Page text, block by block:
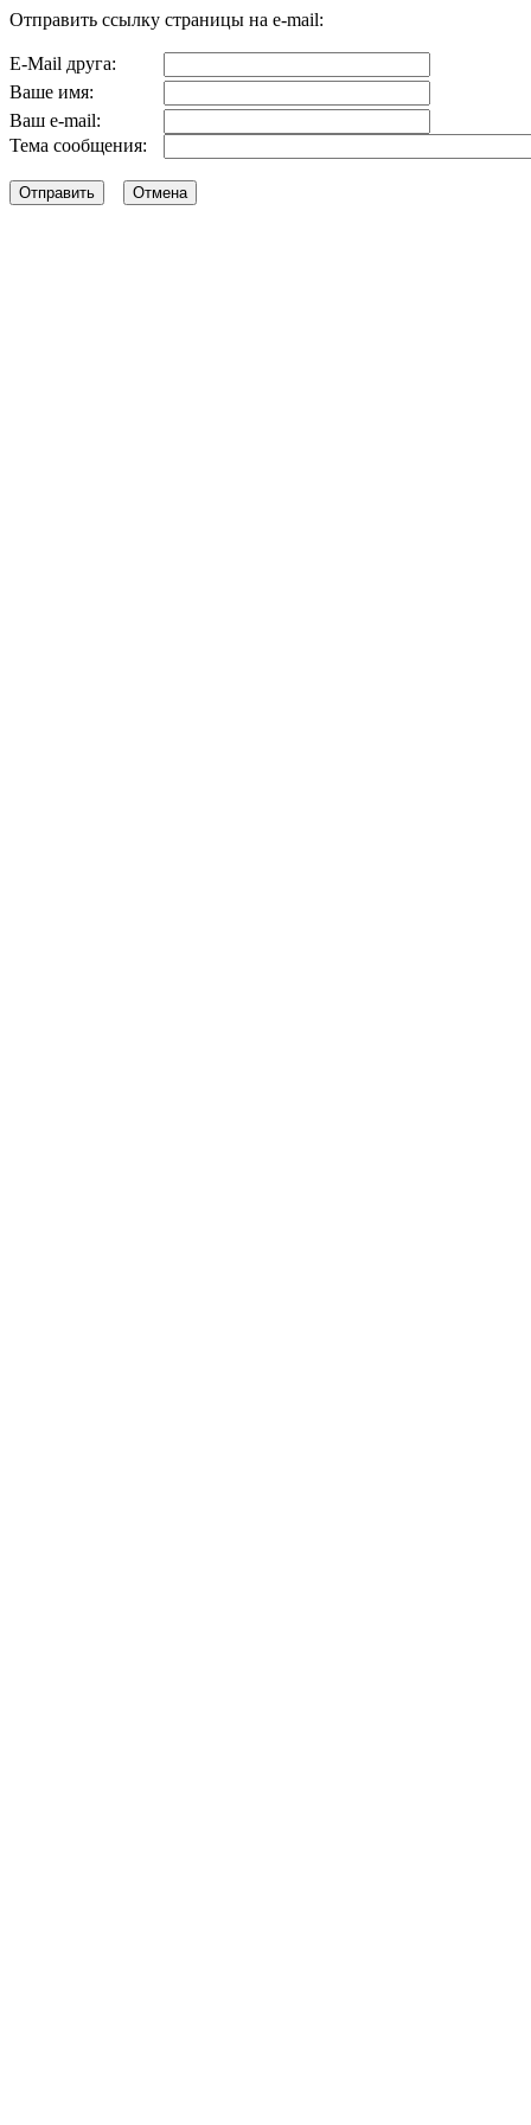
Отправить ссылку страницы на e-mail:
E-Mail друга:
Ваше имя:
Ваш e-mail:
Тема сообщения: